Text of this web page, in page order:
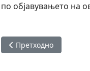
по објавувањето на
Претходна статија:
Претходно